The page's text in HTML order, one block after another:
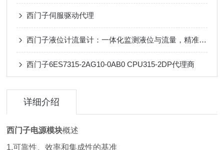
西门子伺服驱动代理
西门子液位计流量计：一体化监测液位与流量，精准适配化工、水处理等工业场景
西门子6ES7315-2AG10-0AB0 CPU315-2DP代理商
详细介绍
西门子电源模块概述
1.可靠性、效率和集成性的基准